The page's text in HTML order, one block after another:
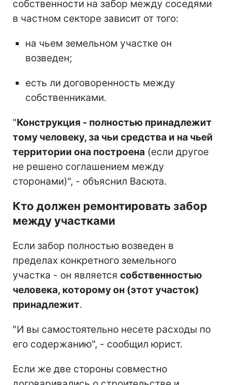
собственности на забор между соседями
в частном секторе зависит от того:
на чьем земельном участке он
возведен;
есть ли договоренность между
собственниками.
"Конструкция - полностью принадлежит
тому человеку, за чьи средства и на чьей
территории она построена (если другое
не решено соглашением между
сторонами)", - объяснил Васюта.
Кто должен ремонтировать забор
между участками
Если забор полностью возведен в
пределах конкретного земельного
участка - он является собственностью
человека, которому он (этот участок)
принадлежит.
"И вы самостоятельно несете расходы по
его содержанию", - сообщил юрист.
Если же две стороны совместно